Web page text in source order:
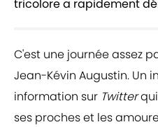
tricolore a rapidement
C'est une journée assez
Jean-Kévin Augustin. Un
information sur Twitterqui
ses proches et les